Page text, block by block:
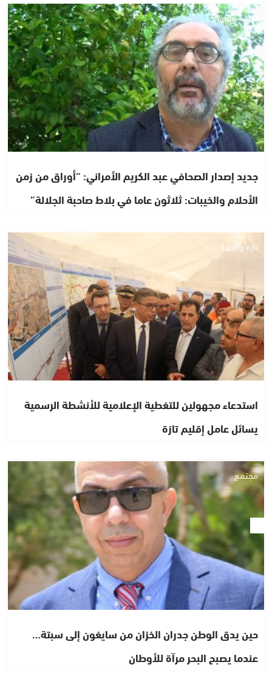
ثقافة وفنون
جديد إصدار الصحافي عبد الكريم الأمراني: “أوراق من زمن
الأحلام والخيبات: ثلاثون عاما في بلاط صاحبة الجلالة”
تازة والجهة
استدعاء مجهولين للتغطية الإعلامية للأنشطة الرسمية
يسائل عامل إقليم تازة
مجتمع
حين يدق الوطن جدران الخزان من سايغون إلى سبتة…
عندما يصبح البحر مرآة للأوطان